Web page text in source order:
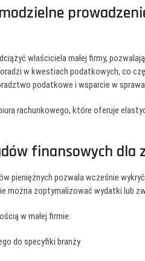
właściciela małej firmy,
w kwestiach podatkowych, co
podatkowe i wsparcie w
rachunkowego, które oferuje
finansowych dla
pieniężnych pozwala wcześnie
można zoptymalizować wydatki lub
w małej firmie:
do specyfiki branży